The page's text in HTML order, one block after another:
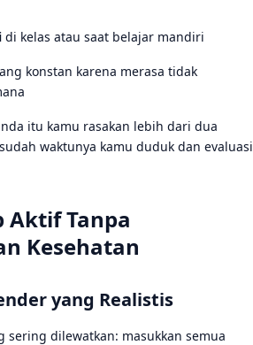
di kelas atau saat belajar mandiri
konstan karena merasa tidak
itu kamu rasakan lebih dari dua
waktunya kamu duduk dan evaluasi
Aktif Tanpa
Kesehatan
yang Realistis
sering dilewatkan: masukkan semua